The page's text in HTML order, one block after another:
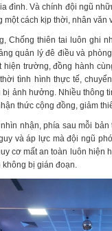
đình. Và chính đội ngũ
một cách kịp thời, nhân văn
Chống thiên tai luôn ghi
quản lý đê điều và
hiện trường, đồng hành
tình hình thực tế,
ảnh hưởng. Nhiều thông
thức cộng đồng, giảm
nhận, phía sau mỗi
và áp lực mà đội ngũ
cơ mất an toàn luôn hiện
không bị gián đoạn.